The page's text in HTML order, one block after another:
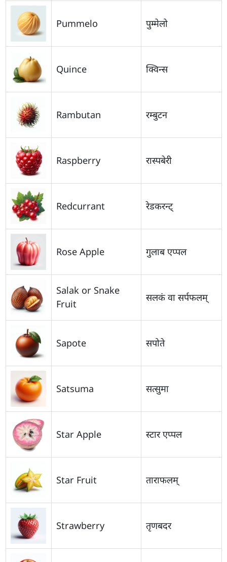
Pummelo पुम्मेलो
Quince क्विन्स
Rambutan रम्बुटन
Raspberry रास्पबेरी
Redcurrant रेडकरन्ट्
Rose Apple गुलाब एप्पल
Salak or Snake
Fruit
सलकं वा सर्पफलम्
Sapote सपोते
Satsuma सत्सुमा
Star Apple स्टार एप्पल
Star Fruit ताराफलम्
Strawberry तृणबदर